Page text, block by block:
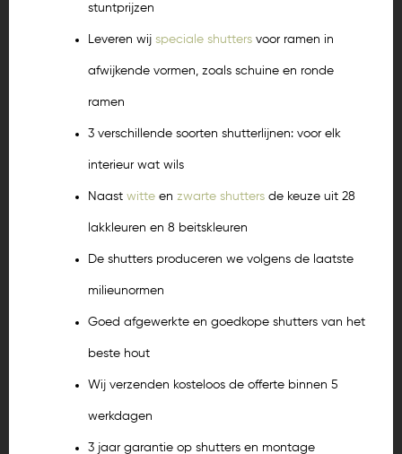
stuntprijzen
Leveren wij speciale shutters voor ramen in
afwijkende vormen, zoals schuine en ronde
ramen
3 verschillende soorten shutterlijnen: voor elk
interieur wat wils
Naast witte en zwarte shutters de keuze uit 28
lakkleuren en 8 beitskleuren
De shutters produceren we volgens de laatste
milieunormen
Goed afgewerkte en goedkope shutters van het
beste hout
Wij verzenden kosteloos de offerte binnen 5
werkdagen
3 jaar garantie op shutters en montage